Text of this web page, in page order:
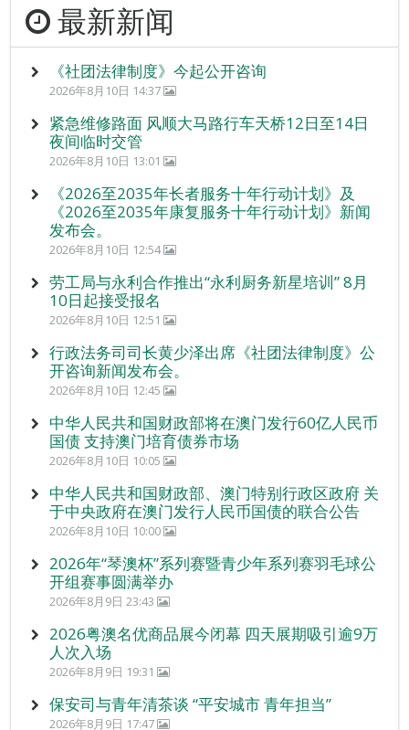
最新新闻
《社团法律制度》今起公开咨询
2026年8月10日 14:37
紧急维修路面 风顺大马路行车天桥12日至14日
夜间临时交管
2026年8月10日 13:01
《2026至2035年长者服务十年行动计划》及
《2026至2035年康复服务十年行动计划》新闻
发布会。
2026年8月10日 12:54
劳工局与永利合作推出“永利厨务新星培训” 8月
10日起接受报名
2026年8月10日 12:51
行政法务司司长黄少泽出席《社团法律制度》公
开咨询新闻发布会。
2026年8月10日 12:45
中华人民共和国财政部将在澳门发行60亿人民币
国债 支持澳门培育债券市场
2026年8月10日 10:05
中华人民共和国财政部、澳门特别行政区政府 关
于中央政府在澳门发行人民币国债的联合公告
2026年8月10日 10:00
2026年“琴澳杯”系列赛暨青少年系列赛羽毛球公
开组赛事圆满举办
2026年8月9日 23:43
2026粤澳名优商品展今闭幕 四天展期吸引逾9万
人次入场
2026年8月9日 19:31
保安司与青年清茶谈 “平安城市 青年担当”
2026年8月9日 17:47